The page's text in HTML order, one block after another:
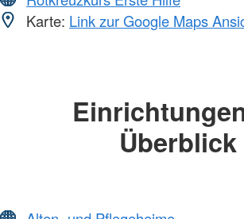
Karte: Link zur Google Maps
Überblick